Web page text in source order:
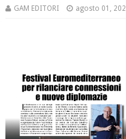
GAM EDITORI agosto 01,